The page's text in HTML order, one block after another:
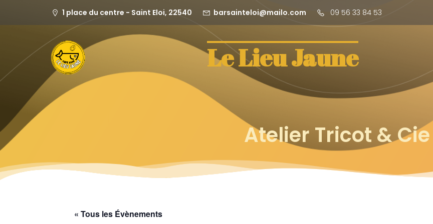
1 place du centre - Saint Eloi, 22540 barsainteloi@mailo.com 09 56 33 84 53
Le Lieu Jaune
Atelier Tricot & Cie
« Tous les Évènements